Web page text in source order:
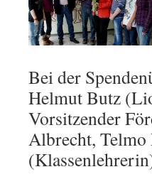
Bei der
Helmut Butz
Vorsitzender
Albrecht,